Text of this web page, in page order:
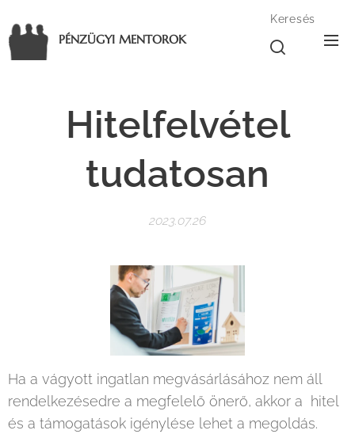
PÉNZÜGYI MENTOROK
Keresés
Hitelfelvétel
tudatosan
2023.07.26
Ha a vágyott ingatlan megvásárlásához nem áll
rendelkezésedre a megfelelő önerő, akkor a hitel
és a támogatások igénylése lehet a megoldás.